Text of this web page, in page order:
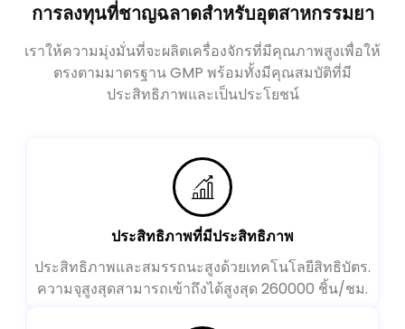
การลงทุนที่ชาญฉลาดสำหรับอุตสาหกรรมยา
เราให้ความมุ่งมั่นที่จะผลิตเครื่องจักรที่มีคุณภาพสูงเพื่อให้
ตรงตามมาตรฐาน GMP พร้อมทั้งมีคุณสมบัติที่มี
ประสิทธิภาพและเป็นประโยชน์
ประสิทธิภาพที่มีประสิทธิภาพ
ประสิทธิภาพและสมรรถนะสูงด้วยเทคโนโลยีสิทธิบัตร.
ความจุสูงสุดสามารถเข้าถึงได้สูงสุด 260000 ชิ้น/ชม.